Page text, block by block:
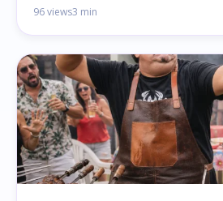
96 views3 min